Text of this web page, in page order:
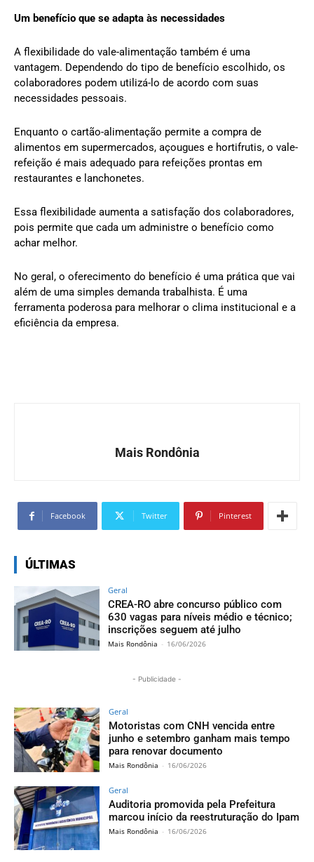
Um benefício que se adapta às necessidades
A flexibilidade do vale-alimentação também é uma
vantagem. Dependendo do tipo de benefício escolhido, os
colaboradores podem utilizá-lo de acordo com suas
necessidades pessoais.
Enquanto o cartão-alimentação permite a compra de
alimentos em supermercados, açougues e hortifrutis, o vale-
refeição é mais adequado para refeições prontas em
restaurantes e lanchonetes.
Essa flexibilidade aumenta a satisfação dos colaboradores,
pois permite que cada um administre o benefício como
achar melhor.
No geral, o oferecimento do benefício é uma prática que vai
além de uma simples demanda trabalhista. É uma
ferramenta poderosa para melhorar o clima institucional e a
eficiência da empresa.
Mais Rondônia
Facebook Twitter Pinterest
ÚLTIMAS
Geral
CREA-RO abre concurso público com
630 vagas para níveis médio e técnico;
inscrições seguem até julho
Mais Rondônia - 16/06/2026
- Publicidade -
Geral
Motoristas com CNH vencida entre
junho e setembro ganham mais tempo
para renovar documento
Mais Rondônia - 16/06/2026
Geral
Auditoria promovida pela Prefeitura
marcou início da reestruturação do Ipam
Mais Rondônia - 16/06/2026